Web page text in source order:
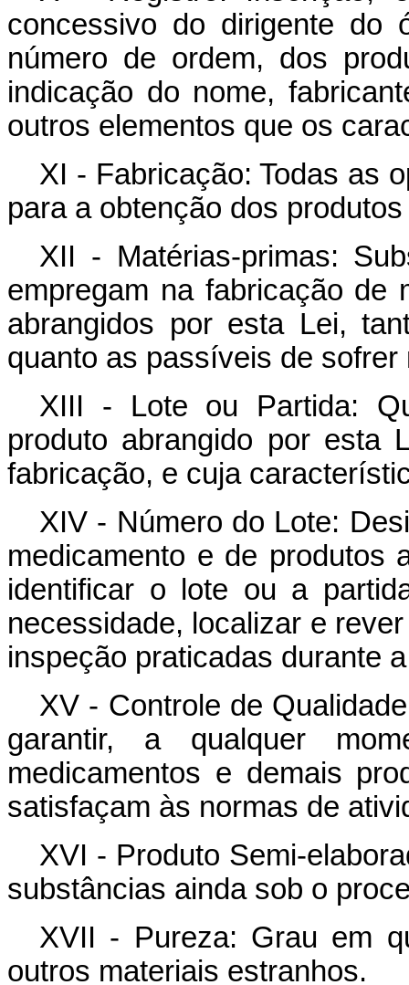
concessivo do dirigente do
número de ordem, dos
indicação do nome,
outros elementos que os
XI - Fabricação: Todas as
para a obtenção dos
XII - Matérias-primas:
empregam na fabricação de
abrangidos por esta Lei,
quanto as passíveis de sofrer
XIII - Lote ou Partida:
produto abrangido por esta
fabricação, e cuja
XIV - Número do Lote:
medicamento e de produtos
identificar o lote ou a
necessidade, localizar e
inspeção praticadas durante
XV - Controle de
garantir, a qualquer
medicamentos e demais
satisfaçam às normas de
XVI - Produto Semi-
substâncias ainda sob o
XVII - Pureza: Grau em
outros materiais estranhos.